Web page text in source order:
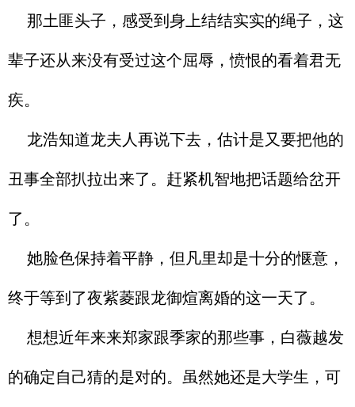
那土匪头子，感受到身上结结实实的绳子，这
辈子还从来没有受过这个屈辱，愤恨的看着君无
疾。
龙浩知道龙夫人再说下去，估计是又要把他的
丑事全部扒拉出来了。赶紧机智地把话题给岔开
了。
她脸色保持着平静，但凡里却是十分的惬意，
终于等到了夜紫菱跟龙御煊离婚的这一天了。
想想近年来来郑家跟季家的那些事，白薇越发
的确定自己猜的是对的。虽然她还是大学生，可